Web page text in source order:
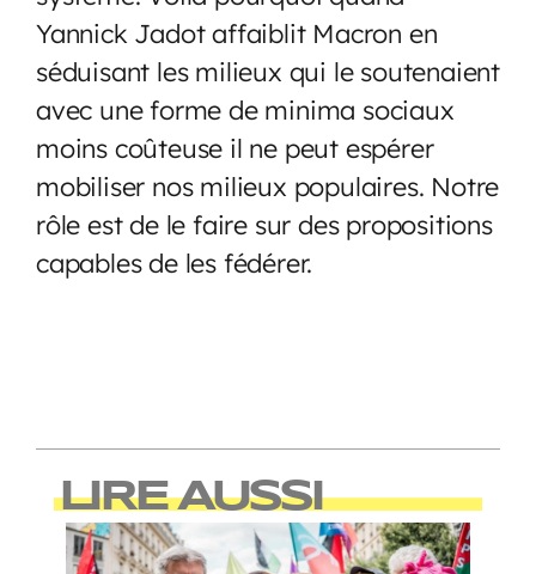
Yannick Jadot affaiblit Macron en
séduisant les milieux qui le soutenaient
avec une forme de minima sociaux
moins coûteuse il ne peut espérer
mobiliser nos milieux populaires. Notre
rôle est de le faire sur des propositions
capables de les fédérer.
LIRE AUSSI